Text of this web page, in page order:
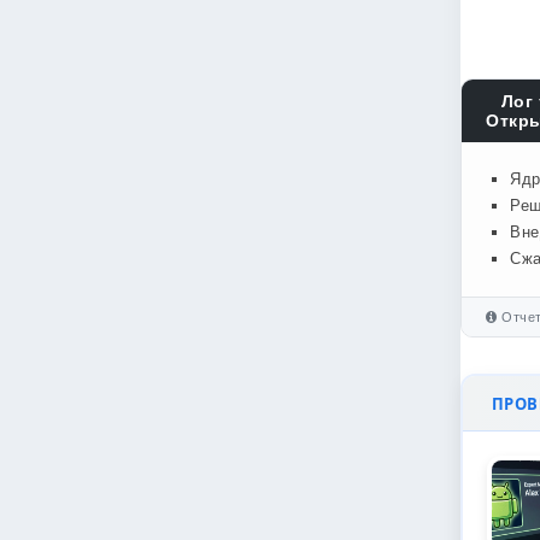
Лог